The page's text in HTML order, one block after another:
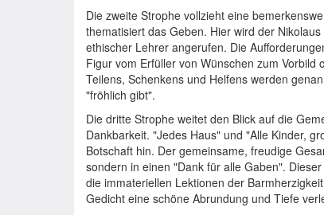
Die zweite Strophe vollzieht eine
thematisiert das Geben. Hier wird der
ethischer Lehrer angerufen. Die
Figur vom Erfüller von Wünschen zum
Teilens, Schenkens und Helfens werden
"fröhlich gibt".
Die dritte Strophe weitet den Blick auf die
Dankbarkeit. "Jedes Haus" und "Alle Kinder,
Botschaft hin. Der gemeinsame, freudige
sondern in einen "Dank für alle Gaben".
die immateriellen Lektionen der
Gedicht eine schöne Abrundung und Tiefe